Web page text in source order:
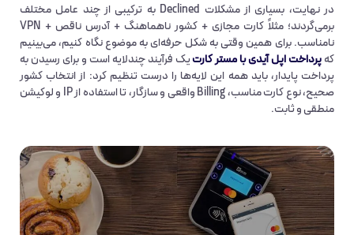
در نهایت، بسیاری از مشکلات Declined به ترکیبی از چند عامل مختلف
برمی‌گردند؛ مثلاً کارت مجازی + کشور ناهماهنگ + آدرس ناقص + VPN
نامناسب. برای همین وقتی به شکل حرفه‌ای به موضوع نگاه کنیم، می‌بینیم
کهپرداخت اپل آیدی بامستر کارتیک فرآیند چندلایه است و برای رسیدن به
پرداخت پایدار، باید همه این لایه‌ها را درست تنظیم کرد: از انتخاب کشور
صحیح، نوع کارت مناسب، Billing واقعی و سازگار، تا استفاده از IP و لوکیشن
منطقی و ثابت.